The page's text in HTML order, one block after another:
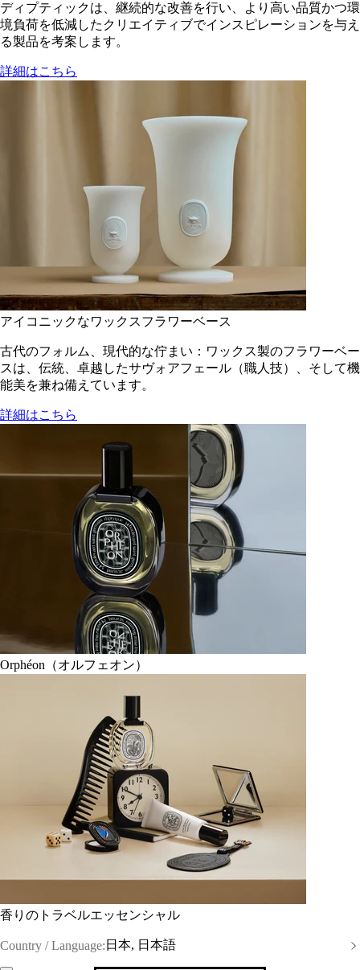
ディプティックは、継続的な改善を行い、より高い品質かつ環
境負荷を低減した​クリエイティブでインスピレーションを与え
る製品を考案します。
詳細はこちら
アイコニックなワックスフラワーベース
古代のフォルム、現代的な佇まい：ワックス製のフラワーベー
スは、伝統、卓越したサヴォアフェール（職人技）、そして機
能美を兼ね備えています。
詳細はこちら
Orphéon（オルフェオン）
香りのトラベルエッセンシャル
Country / Language: 日本, 日本語